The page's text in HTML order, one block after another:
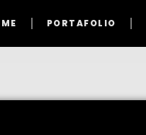
PORTAFOLIO